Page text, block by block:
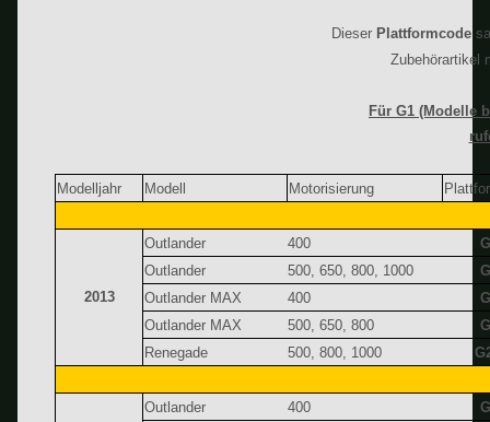
Dieser Plattformcode
Zubehörartikel
Für G1 (Modelle
Modelljahr Modell Motorisierung
Outlander 400
Outlander
500, 650, 800, 1000
2013
Outlander MAX 400
Outlander MAX
500, 650, 800
Renegade
500, 800, 1000
Outlander 400